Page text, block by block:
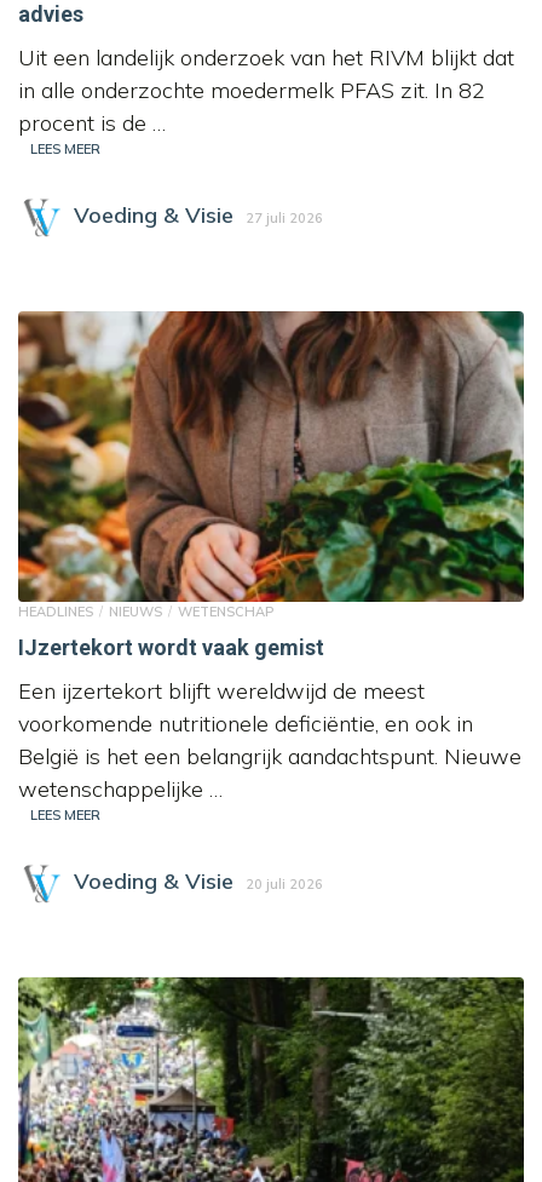
advies
Uit een landelijk onderzoek van het RIVM blijkt dat
in alle onderzochte moedermelk PFAS zit. In 82
procent is de …
LEES MEER
Voeding & Visie 27 juli 2026
HEADLINES NIEUWS WETENSCHAP
IJzertekort wordt vaak gemist
Een ijzertekort blijft wereldwijd de meest
voorkomende nutritionele deficiëntie, en ook in
België is het een belangrijk aandachtspunt. Nieuwe
wetenschappelijke …
LEES MEER
Voeding & Visie 20 juli 2026